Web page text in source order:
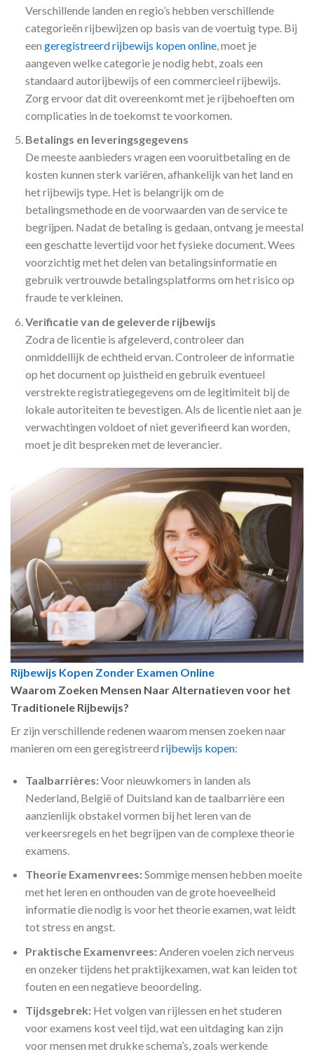
Verschillende landen en regio’s hebben verschillende
categorieën rijbewijzen op basis van de voertuig type. Bij
een geregistreerd rijbewijs kopen online, moet je
aangeven welke categorie je nodig hebt, zoals een
standaard autorijbewijs of een commercieel rijbewijs.
Zorg ervoor dat dit overeenkomt met je rijbehoeften om
complicaties in de toekomst te voorkomen.
Betalings en leveringsgegevens
De meeste aanbieders vragen een vooruitbetaling en de
kosten kunnen sterk variëren, afhankelijk van het land en
het rijbewijs type. Het is belangrijk om de
betalingsmethode en de voorwaarden van de service te
begrijpen. Nadat de betaling is gedaan, ontvang je meestal
een geschatte levertijd voor het fysieke document. Wees
voorzichtig met het delen van betalingsinformatie en
gebruik vertrouwde betalingsplatforms om het risico op
fraude te verkleinen.
Verificatie van de geleverde rijbewijs
Zodra de licentie is afgeleverd, controleer dan
onmiddellijk de echtheid ervan. Controleer de informatie
op het document op juistheid en gebruik eventueel
verstrekte registratiegegevens om de legitimiteit bij de
lokale autoriteiten te bevestigen. Als de licentie niet aan je
verwachtingen voldoet of niet geverifieerd kan worden,
moet je dit bespreken met de leverancier.
Rijbewijs Kopen Zonder Examen Online
Waarom Zoeken Mensen Naar Alternatieven voor het
Traditionele Rijbewijs?
Er zijn verschillende redenen waarom mensen zoeken naar
manieren om een geregistreerd rijbewijs kopen:
Taalbarrières:Voor nieuwkomers in landen als
Nederland, België of Duitsland kan de taalbarrière een
aanzienlijk obstakel vormen bij het leren van de
verkeersregels en het begrijpen van de complexe theorie
examens.
Theorie Examenvrees:Sommige mensen hebben moeite
met het leren en onthouden van de grote hoeveelheid
informatie die nodig is voor het theorie examen, wat leidt
tot stress en angst.
Praktische Examenvrees:Anderen voelen zich nerveus
en onzeker tijdens het praktijkexamen, wat kan leiden tot
fouten en een negatieve beoordeling.
Tijdsgebrek:Het volgen van rijlessen en het studeren
voor examens kost veel tijd, wat een uitdaging kan zijn
voor mensen met drukke schema’s, zoals werkende